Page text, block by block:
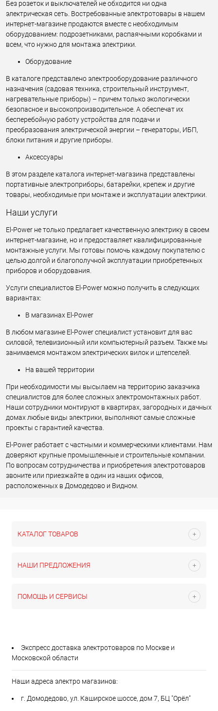
Без розеток и выключателей не обходится ни одна
электрическая сеть. Востребованные электротовары в нашем
интернет-магазине продаются вместе с необходимым
оборудованием: подрозетниками, распаячными коробками и
всем, что нужно для монтажа электрики.
Оборудование
В каталоге представлено электрооборудование различного
назначения (садовая техника, строительный инструмент,
нагревательные приборы) – причем только экологически
безопасное и высокопроизводительное. А обеспечат их
бесперебойную работу устройства для подачи и
преобразования электрической энергии – генераторы, ИБП,
блоки питания и другие приборы.
Аксессуары
В этом разделе каталога интернет-магазина представлены
портативные электроприборы, батарейки, крепеж и другие
товары, необходимые при монтаже и эксплуатации электрики.
Наши услуги
El-Power не только предлагает качественную электрику в своем
интернет-магазине, но и предоставляет квалифицированные
монтажные услуги. Мы готовы помочь каждому покупателю с
целью долгой и благополучной эксплуатации приобретенных
приборов и оборудования.
Услуги специалистов El-Power можно получить в следующих
вариантах:
В магазинах El-Power
В любом магазине El-Power специалист установит для вас
силовой, телевизионный или компьютерный разъем. Также мы
занимаемся монтажом электрических вилок и штепселей.
На вашей территории
При необходимости мы высылаем на территорию заказчика
специалистов для более сложных электромонтажных работ.
Наши сотрудники монтируют в квартирах, загородных и дачных
домах любые виды электрики, выполняют самые сложные
проекты с гарантией качества.
El-Power работает с частными и коммерческими клиентами. Нам
доверяют крупные промышленные и строительные компании.
По вопросам сотрудничества и приобретения электротоваров
звоните или приезжайте в один из наших офисов,
расположенных в Домодедово и Видном.
КАТАЛОГ ТОВАРОВ
НАШИ ПРЕДЛОЖЕНИЯ
ПОМОЩЬ И СЕРВИСЫ
Экспресс доставка электротоваров по Москве и
Московской области
Наши адреса электро магазинов:
г. Домодедово, ул. Каширское шоссе, дом 7, БЦ "Орёл"